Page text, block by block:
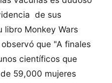
de sus
libro Monkey Wars
que "A finales
cientí­ficos que
59,000 mujeres